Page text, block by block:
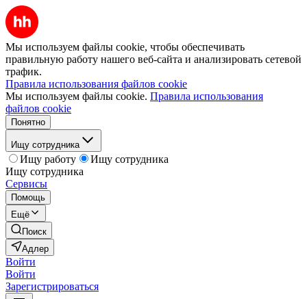
Мы используем файлы cookie, чтобы обеспечивать
правильную работу нашего веб-сайта и анализировать сетевой
трафик.
Правила использования файлов cookie
Мы используем файлы cookie. Правила использования
файлов cookie
Понятно
Ищу сотрудника
Ищу работу
Ищу сотрудника
Ищу сотрудника
Сервисы
Помощь
Ещё
Поиск
Адлер
Войти
Войти
Зарегистрироваться